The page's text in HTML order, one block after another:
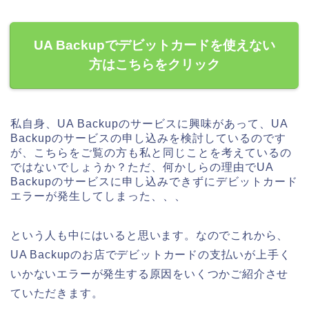
UA Backupでデビットカードを使えない
方はこちらをクリック
私自身、UA Backupのサービスに興味があって、UA
Backupのサービスの申し込みを検討しているのです
が、こちらをご覧の方も私と同じことを考えているの
ではないでしょうか？ただ、何かしらの理由でUA
Backupのサービスに申し込みできずにデビットカード
エラーが発生してしまった、、、
という人も中にはいると思います。なのでこれから、
UA Backupのお店でデビットカードの支払いが上手く
いかないエラーが発生する原因をいくつかご紹介させ
ていただきます。